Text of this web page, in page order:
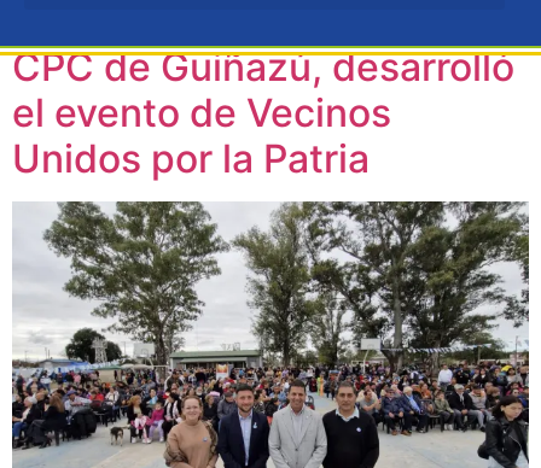
CPC de Guiñazú, desarrolló
el evento de Vecinos
Unidos por la Patria